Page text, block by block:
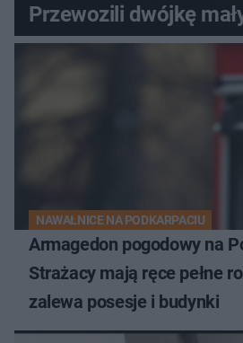
Przewozili dwójkę
NAWAŁNICE NA PODKARPACIU
Armagedon pogodowy na
Strażacy mają ręce pełne
zalewa posesje i budynki